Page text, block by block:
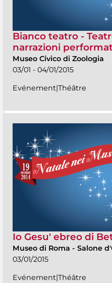
Bianco teatro -
narrazioni
Museo Civico di Zoologia
03/01 - 04/01/2015
Evénement|Théâtre
Io Gesu' ebreo di
Museo di Roma - Salone
03/01/2015
Evénement|Théâtre